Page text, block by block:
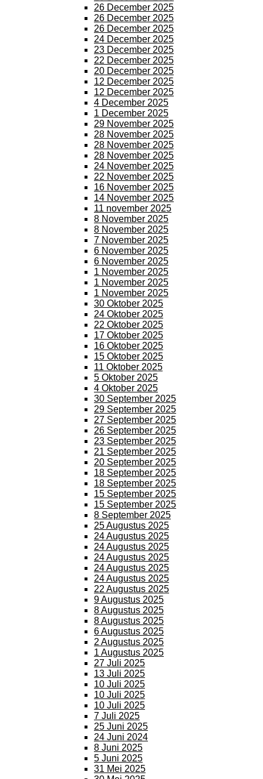
26 December 2025
26 December 2025
26 December 2025
24 December 2025
23 December 2025
22 December 2025
20 December 2025
12 December 2025
12 December 2025
4 December 2025
1 December 2025
29 November 2025
28 November 2025
28 November 2025
28 November 2025
24 November 2025
22 November 2025
16 November 2025
14 November 2025
11 november 2025
8 November 2025
8 November 2025
7 November 2025
6 November 2025
6 November 2025
1 November 2025
1 November 2025
1 November 2025
30 Oktober 2025
24 Oktober 2025
22 Oktober 2025
17 Oktober 2025
16 Oktober 2025
15 Oktober 2025
11 Oktober 2025
5 Oktober 2025
4 Oktober 2025
30 September 2025
29 September 2025
27 September 2025
26 September 2025
23 September 2025
21 September 2025
20 September 2025
18 September 2025
18 September 2025
15 September 2025
15 September 2025
8 September 2025
25 Augustus 2025
24 Augustus 2025
24 Augustus 2025
24 Augustus 2025
24 Augustus 2025
24 Augustus 2025
22 Augustus 2025
9 Augustus 2025
8 Augustus 2025
8 Augustus 2025
6 Augustus 2025
2 Augustus 2025
1 Augustus 2025
27 Juli 2025
13 Juli 2025
10 Juli 2025
10 Juli 2025
10 Juli 2025
7 Juli 2025
25 Juni 2025
24 Juni 2024
8 Juni 2025
5 Juni 2025
31 Mei 2025